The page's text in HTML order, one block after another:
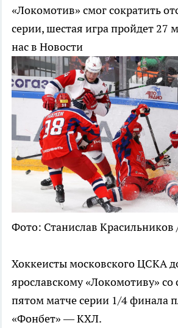
«Локомотив» смог сократить
серии, шестая игра пройдет 27
нас в Новости
Фото: Станислав
Хоккеисты московского ЦСКА
ярославскому «Локомотиву» со
пятом матче серии 1/4 финала
«Фонбет» — КХЛ.